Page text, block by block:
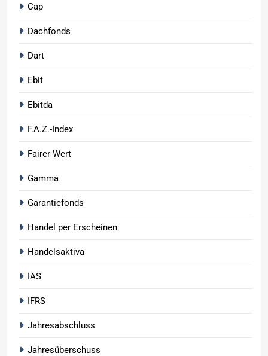
Cap
Dachfonds
Dart
Ebit
Ebitda
F.A.Z.-Index
Fairer Wert
Gamma
Garantiefonds
Handel per Erscheinen
Handelsaktiva
IAS
IFRS
Jahresabschluss
Jahresüberschuss